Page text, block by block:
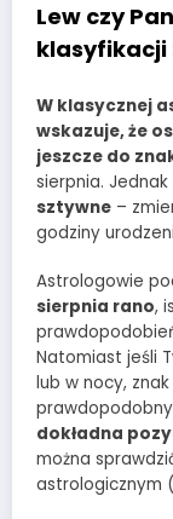
Lew czy
klasyfikacji
W klasycznej
wskazuje, że
jeszcze do
sierpnia.
sztywne –
godziny
Astrologowie
sierpnia rano,
Natomiast jeśli
lub w nocy,
dokładna
można
astrologicznym